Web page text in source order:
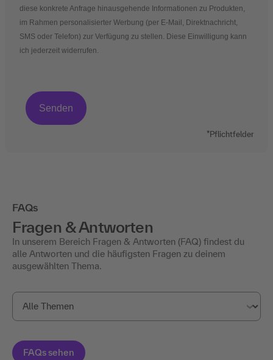
diese konkrete Anfrage hinausgehende Informationen zu Produkten,
im Rahmen personalisierter Werbung (per E-Mail, Direktnachricht,
SMS oder Telefon) zur Verfügung zu stellen. Diese Einwilligung kann
ich jederzeit widerrufen.
*Pflichtfelder
FAQs
Fragen & Antworten
In unserem Bereich Fragen & Antworten (FAQ) findest du
alle Antworten und die häufigsten Fragen zu deinem
ausgewählten Thema.